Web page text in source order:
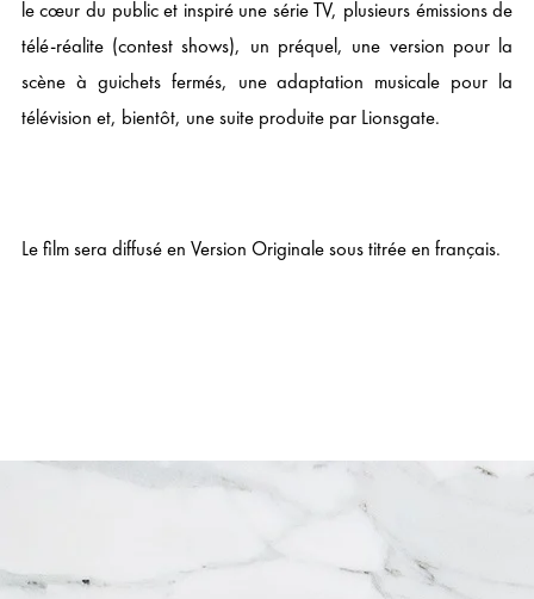
le cœur du public et inspiré une série TV, plusieurs émissions de
télé-réalite (contest shows), un préquel, une version pour la
scène à guichets fermés, une adaptation musicale pour la
télévision et, bientôt, une suite produite par Lionsgate.
Le film sera diffusé en Version Originale sous titrée en français.